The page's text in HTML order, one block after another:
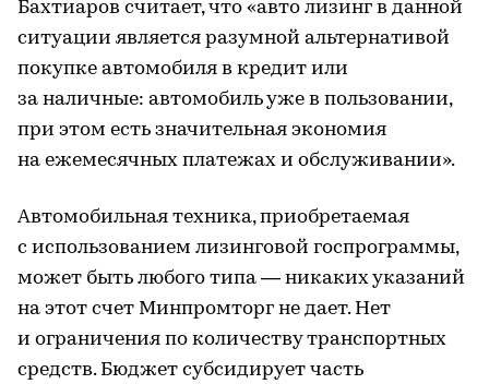
Бахтиаров считает, что «авто лизинг в данной
ситуации является разумной альтернативой
покупке автомобиля в кредит или
за наличные: автомобиль уже в пользовании,
при этом есть значительная экономия
на ежемесячных платежах и обслуживании».
Автомобильная техника, приобретаемая
с использованием лизинговой госпрограммы,
может быть любого типа — никаких указаний
на этот счет Минпромторг не дает. Нет
и ограничения по количеству транспортных
средств. Бюджет субсидирует часть